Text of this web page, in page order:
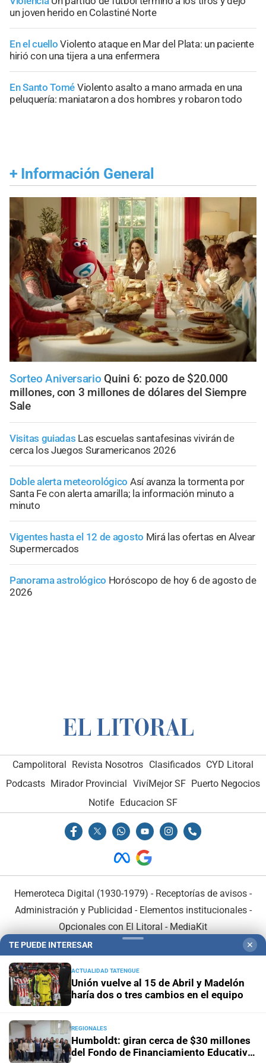
un joven herido en Colastiné Norte
En el cuello Violento ataque en Mar del Plata: un paciente
hirió con una tijera a una enfermera
En Santo Tomé Violento asalto a mano armada en una
peluquería: maniataron a dos hombres y robaron todo
+ Información General
Sorteo Aniversario Quini 6: pozo de $20.000
millones, con 3 millones de dólares del Siempre
Sale
Visitas guiadas Las escuelas santafesinas vivirán de
cerca los Juegos Suramericanos 2026
Doble alerta meteorológico Así avanza la tormenta por
Santa Fe con alerta amarilla; la información minuto a
minuto
Vigentes hasta el 12 de agosto Mirá las ofertas en Alvear
Supermercados
Panorama astrológico Horóscopo de hoy 6 de agosto de
2026
Campolitoral Revista Nosotros Clasificados CYD Litoral
Podcasts Mirador Provincial VivíMejor SF Puerto Negocios
Notife Educacion SF
Hemeroteca Digital (1930-1979) - Receptorías de avisos -
Administración y Publicidad - Elementos institucionales-
Opcionales con El Litoral - MediaKit
En Asociación con:
TE PUEDE INTERESAR ✕
ACTUALIDAD TATENGUE
Unión vuelve al 15 de Abril y Madelón
haría dos o tres cambios en el equipo
REGIONALES
Humboldt: giran cerca de $30 millones
del Fondo de Financiamiento Educativo